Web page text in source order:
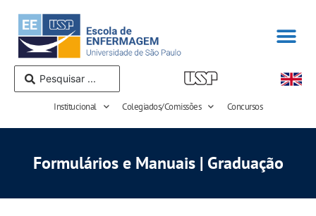
Institucional Colegiados/Comissões Concursos
Formulários e Manuais | Graduação